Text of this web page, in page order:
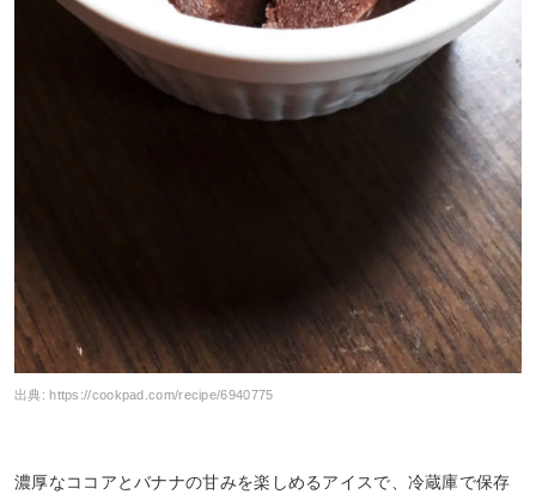
出典:https://cookpad.com/recipe/6940775
濃厚なココアとバナナの甘みを楽しめるアイスで、冷蔵庫で保存